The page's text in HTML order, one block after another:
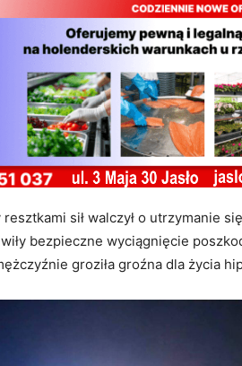
sił walczył o utrzymanie
bezpieczne wyciągnięcie
groziła groźna dla życia